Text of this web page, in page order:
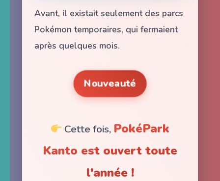
Avant, il existait seulement des parcs
Pokémon temporaires, qui fermaient
après quelques mois.
Nouveauté
Cette fois, PokéPark
Kanto est ouvert toute
l'année !